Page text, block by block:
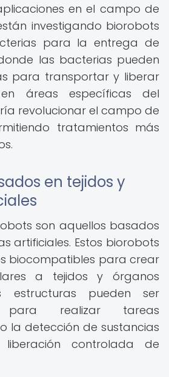
en el campo de
investigando biorobots
para la entrega de
las bacterias pueden
para transportar y liberar
en áreas específicas del
revolucionar el campo de
tratamientos más
en tejidos y
son aquellos basados
artificiales. Estos biorobots
biocompatibles para crear
a tejidos y órganos
estructuras pueden ser
para realizar tareas
la detección de sustancias
controlada de